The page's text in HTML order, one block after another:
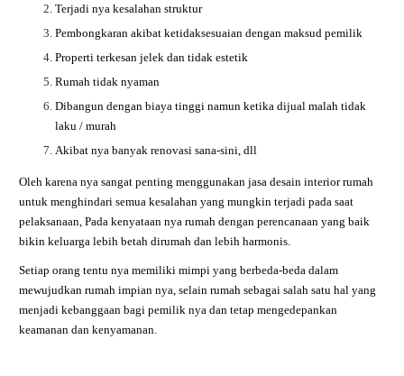
Terjadi nya kesalahan struktur
Pembongkaran akibat ketidaksesuaian dengan maksud pemilik
Properti terkesan jelek dan tidak estetik
Rumah tidak nyaman
Dibangun dengan biaya tinggi namun ketika dijual malah tidak
laku / murah
Akibat nya banyak renovasi sana-sini, dll
Oleh karena nya sangat penting menggunakan jasa desain interior rumah
untuk menghindari semua kesalahan yang mungkin terjadi pada saat
pelaksanaan, Pada kenyataan nya rumah dengan perencanaan yang baik
bikin keluarga lebih betah dirumah dan lebih harmonis.
Setiap orang tentu nya memiliki mimpi yang berbeda-beda dalam
mewujudkan rumah impian nya, selain rumah sebagai salah satu hal yang
menjadi kebanggaan bagi pemilik nya dan tetap mengedepankan
keamanan dan kenyamanan.